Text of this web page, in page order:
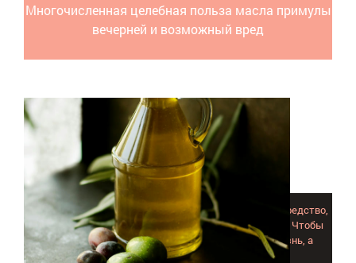
Многочисленная целебная польза масла примулы
вечерней и возможный вред
Масло чайного дерева — это простое и натуральное средство,
помогающее избавиться от грибка в короткие сроки. Чтобы
лечение было успешным, не стоит запускать болезнь, а
начинать терапию на самых ранних стадиях.